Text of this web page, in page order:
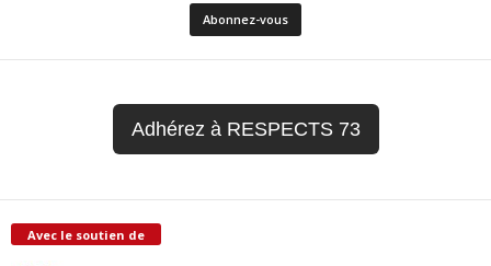
Adhérez à RESPECTS 73
Avec le soutien de